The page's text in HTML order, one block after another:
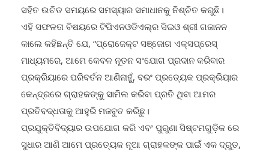
ସହିତ ଉଚିତ ସମୟରେ ସମସ୍ୟାର ସମାଧାନକୁ ନିଶ୍ଚିତ କରୁଛି।
ଏହି ସଫଳତା ବିଷୟରେ ଟିପିଏନଓଡିଏଲ୍‌ର ସିଇଓ ଶ୍ରୀ ଗଜାନନ
କାଲେ କହିଛନ୍ତି ଯେ, “ପ୍ରୋଜେକ୍ଟ ସଞ୍ଜୋଗ ଏକ୍ସପ୍ରେସ୍
ମାଧ୍ୟମରେ, ଆମେ କେବଳ ନୂତନ ସଂଯୋଗ ପ୍ରଦାନ କରିବାର
ପ୍ରକ୍ରିୟାରେ ପରିବର୍ତନ ଆଣିନାହୁଁ, ବରଂ ପ୍ରତ୍ୟେକ ପ୍ରକ୍ରିୟାର
କେନ୍ଦ୍ରରେ ଗ୍ରାହକଙ୍କୁ ସାମିଲ କରିବା ପ୍ରତି ଥିବା ଆମର
ପ୍ରତିବଦ୍ଧତାକୁ ଆହୁରି ମଜବୁତ କରିଛୁ।
ପ୍ରଯୁକ୍ତିବିଦ୍ୟାର ଉପଯୋଗ କରି ଏବଂ ପୁରୁଣା ସିଷ୍ଟମଗୁଡ଼ିକ ରେ
ସୁଧାର ଆଣି ଆମେ ପ୍ରତ୍ୟେକ ନୂଆ ଗ୍ରାହକଙ୍କ ପାଇଁ ଏକ ଦ୍ରୁତ,